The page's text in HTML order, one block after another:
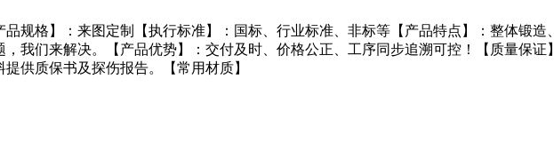
品规格】：来图定制【执行标准】：国标、行业标准、非标等【产品特点】：整体锻
我们来解决。【产品优势】：交付及时、价格公正、工序同步追溯可控！【质量保
供质保书及探伤报告。【常用材质】